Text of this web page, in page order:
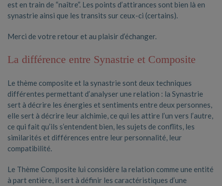
est en train de “naître”. Les points d’attirances sont bien là en
synastrie ainsi que les transits sur ceux-ci (certains).
Merci de votre retour et au plaisir d’échanger.
La différence entre Synastrie et Composite
Le thème composite et la synastrie sont deux techniques
différentes permettant d’analyser une relation : la Synastrie
sert à décrire les énergies et sentiments entre deux personnes,
elle sert à décrire leur alchimie, ce qui les attire l’un vers l’autre,
ce qui fait qu’ils s’entendent bien, les sujets de conflits, les
similarités et différences entre leur personnalité, leur
compatibilité.
Le Thème Composite lui considère la relation comme une entité
à part entière, il sert à définir les caractéristiques d’une